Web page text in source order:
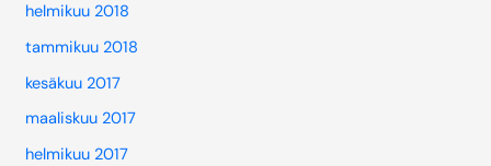
helmikuu 2018
tammikuu 2018
kesäkuu 2017
maaliskuu 2017
helmikuu 2017